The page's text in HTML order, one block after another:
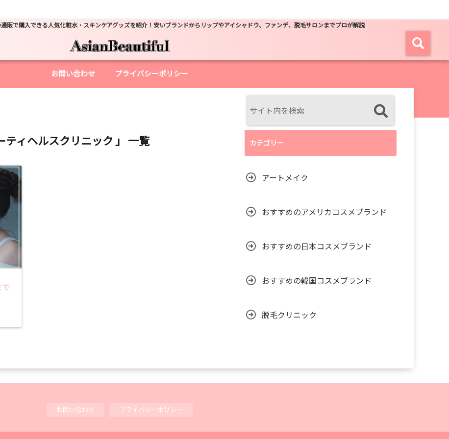
販で購入できる人気化粧水・スキンケアグッズを紹介！安いブランドからリップやアイシャドウ、ファンデ、脱毛サロンまでプロが解説
お問い合わせ プライバシーポリシー
ティヘルスクリニック 」 一覧
で
カテゴリー
アートメイク
おすすめのアメリカコスメブランド
おすすめの日本コスメブランド
おすすめの韓国コスメブランド
脱毛クリニック
お問い合わせ プライバシーポリシー